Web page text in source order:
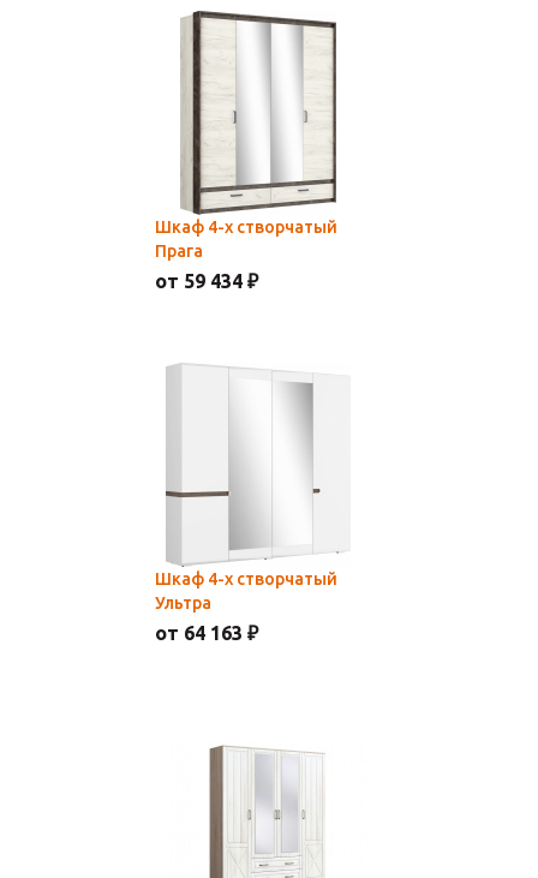
Шкаф 4-х створчатый
Прага
от 59 434 ₽
Шкаф 4-х створчатый
Ультра
от 64 163 ₽